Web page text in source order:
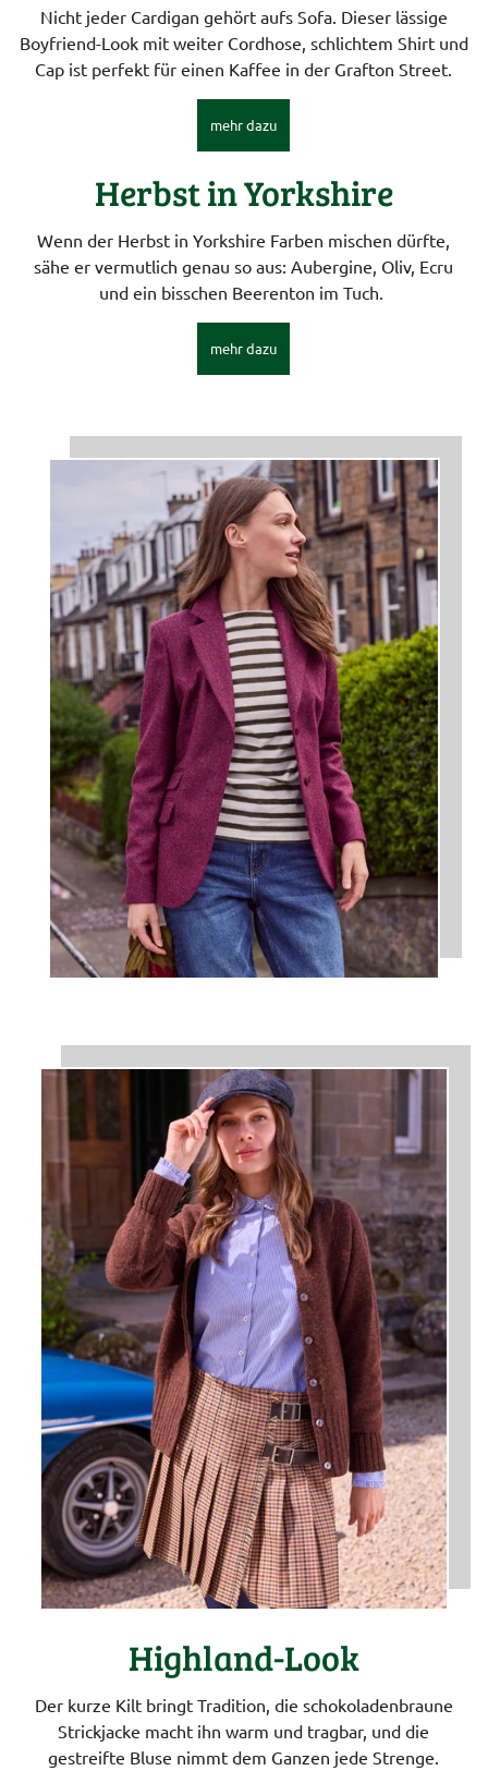
Nicht jeder Cardigan gehört aufs Sofa. Dieser lässige
Boyfriend-Look mit weiter Cordhose, schlichtem Shirt und
Cap ist perfekt für einen Kaffee in der Grafton Street.
mehr dazu
Herbst in Yorkshire
Wenn der Herbst in Yorkshire Farben mischen dürfte,
sähe er vermutlich genau so aus: Aubergine, Oliv, Ecru
und ein bisschen Beerenton im Tuch.
mehr dazu
Highland-Look
Der kurze Kilt bringt Tradition, die schokoladenbraune
Strickjacke macht ihn warm und tragbar, und die
gestreifte Bluse nimmt dem Ganzen jede Strenge.